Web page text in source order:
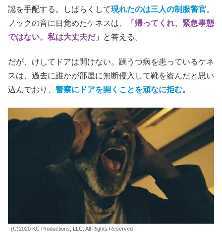
認を手配する。しばらくして現れたのは三人の制服警官。
ノックの音に目覚めたケネスは、
「帰ってくれ、緊急事態
ではない。私は大丈夫だ」
と答える。
だが、けしてドアは開けない。躁うつ病を患っているケネ
スは、過去に誰かが部屋に無断侵入して靴を盗んだと思い
込んでおり、 警察にドアを開くことを頑なに拒む。
(C)2020 KC Productions, LLC. All Rights Reserved